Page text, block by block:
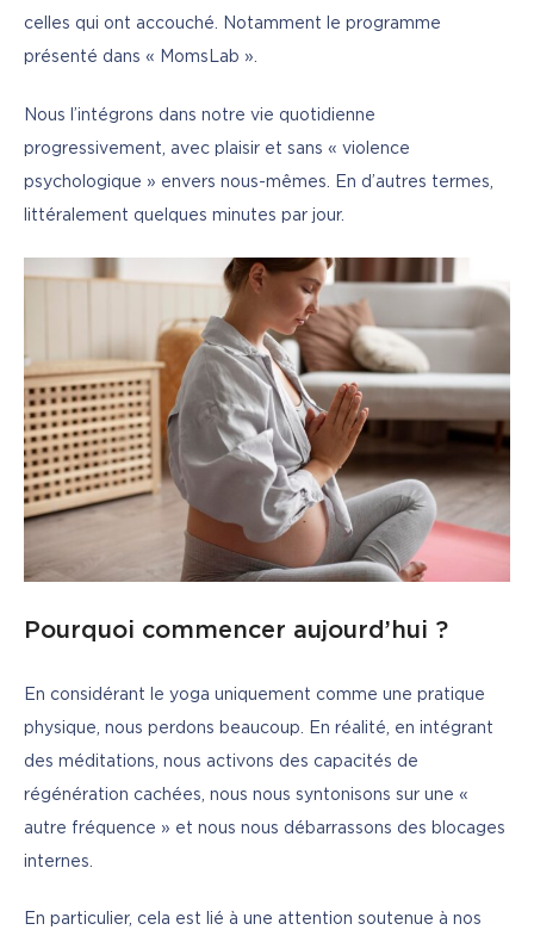
celles qui ont accouché. Notamment le programme
présenté dans « MomsLab ».
Nous l’intégrons dans notre vie quotidienne
progressivement, avec plaisir et sans « violence
psychologique » envers nous-mêmes. En d’autres termes,
littéralement quelques minutes par jour.
Pourquoi commencer aujourd’hui ?
En considérant le yoga uniquement comme une pratique
physique, nous perdons beaucoup. En réalité, en intégrant
des méditations, nous activons des capacités de
régénération cachées, nous nous syntonisons sur une «
autre fréquence » et nous nous débarrassons des blocages
internes.
En particulier, cela est lié à une attention soutenue à nos